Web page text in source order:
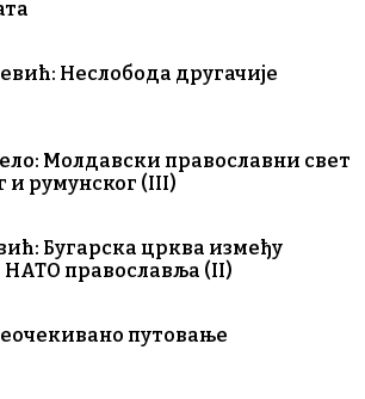
Неслобода другачије
Молдавски православни свет
и румунског (III)
Бугарска црква између
православља (II)
путовање